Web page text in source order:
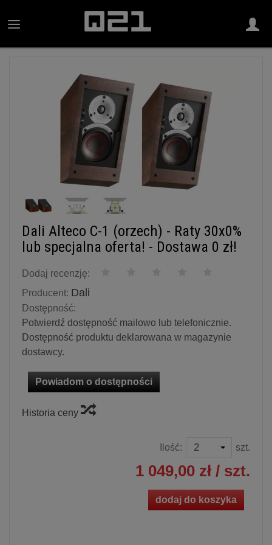
Dali Alteco C-1 (orzech) - Raty 30x0%
lub specjalna oferta! - Dostawa 0 zł!
Dodaj recenzję:
Producent: Dali
Dostępność:
Potwierdź dostępność mailowo lub telefonicznie.
Dostępność produktu deklarowana w magazynie
dostawcy.
Powiadom o dostępności
Historia ceny
Ilość: szt.
1 049,00 zł / szt.
dodaj do koszyka